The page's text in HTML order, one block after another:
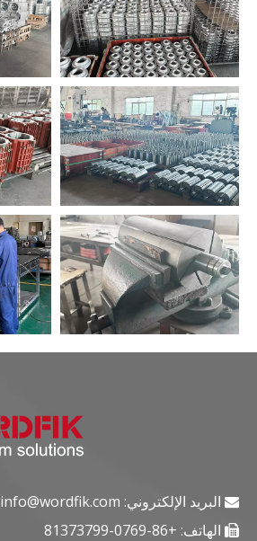
 البريد الإلكتروني: info@wordfik.com
 الهاتف: +86-0769-81373799